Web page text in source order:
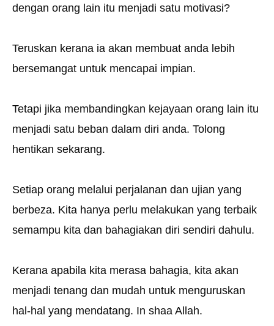
dengan orang lain itu menjadi satu motivasi?
Teruskan kerana ia akan membuat anda lebih
bersemangat untuk mencapai impian.
Tetapi jika membandingkan kejayaan orang lain itu
menjadi satu beban dalam diri anda. Tolong
hentikan sekarang.
Setiap orang melalui perjalanan dan ujian yang
berbeza. Kita hanya perlu melakukan yang terbaik
semampu kita dan bahagiakan diri sendiri dahulu.
Kerana apabila kita merasa bahagia, kita akan
menjadi tenang dan mudah untuk menguruskan
hal-hal yang mendatang. In shaa Allah.